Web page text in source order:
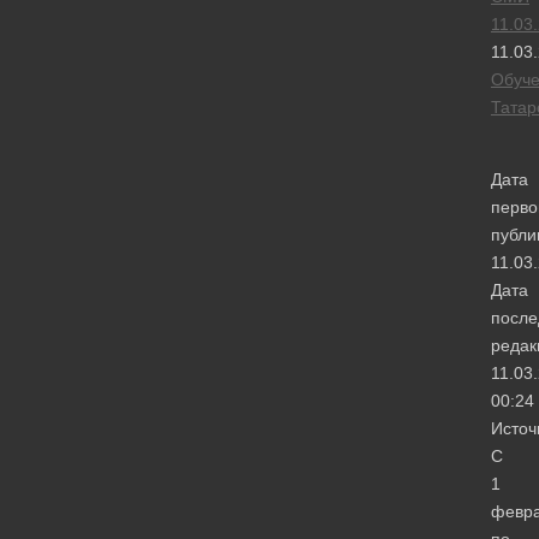
Дата
Дата
00:24
С
1